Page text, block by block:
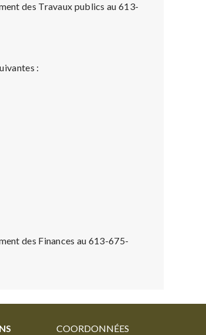
des Travaux publics au 613-
:
des Finances au 613-675-
COORDONNÉES